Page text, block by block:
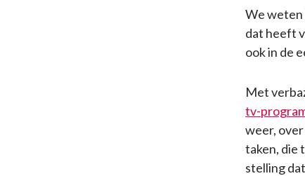
We weten
dat heeft
ook in de
Met
tv-
weer,
taken, die
stelling